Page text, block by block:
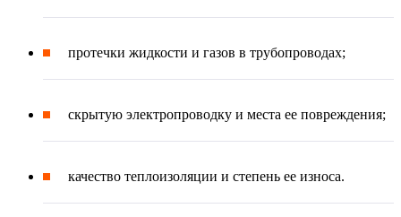
протечки жидкости и газов в трубопроводах;
скрытую электропроводку и места ее повреждения;
качество теплоизоляции и степень ее износа.